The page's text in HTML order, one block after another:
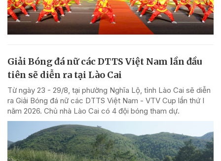
Giải Bóng đá nữ các DTTS Việt Nam lần đầu
tiên sẽ diễn ra tại Lào Cai
Từ ngày 23 - 29/8, tại phường Nghĩa Lộ, tỉnh Lào Cai sẽ diễn
ra Giải Bóng đá nữ các DTTS Việt Nam - VTV Cup lần thứ I
năm 2026. Chủ nhà Lào Cai có 4 đội bóng tham dự.